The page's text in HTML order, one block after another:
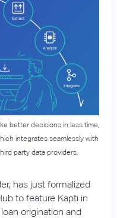
better decisions in less time,
integrates seamlessly with
party data providers.
has just formalized
to feature Kapti in
origination and